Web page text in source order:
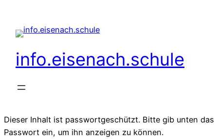
info.eisenach.schule
Dieser Inhalt ist passwortgeschützt. Bitte gib unten das
Passwort ein, um ihn anzeigen zu können.